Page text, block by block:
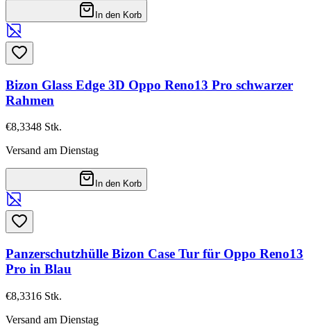
In den Korb
Bizon Glass Edge 3D Oppo Reno13 Pro schwarzer
Rahmen
€8,3348 Stk.
Versand am Dienstag
In den Korb
Panzerschutzhülle Bizon Case Tur für Oppo Reno13
Pro in Blau
€8,3316 Stk.
Versand am Dienstag